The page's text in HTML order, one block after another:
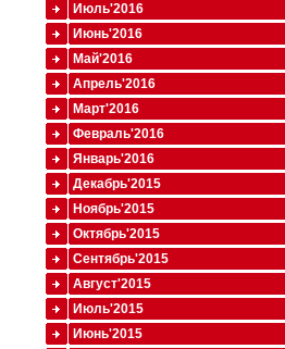
Июль'2016
Июнь'2016
Май'2016
Апрель'2016
Март'2016
Февраль'2016
Январь'2016
Декабрь'2015
Ноябрь'2015
Октябрь'2015
Сентябрь'2015
Август'2015
Июль'2015
Июнь'2015